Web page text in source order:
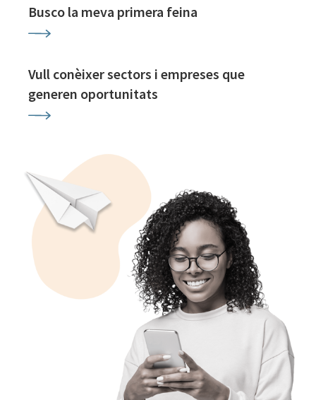
Busco la meva primera feina
Vull conèixer sectors i empreses que
generen oportunitats